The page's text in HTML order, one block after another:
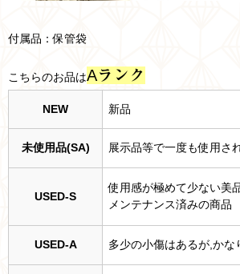
付属品：保管袋
こちらのお品はAランク
NEW 新品
未使用品(SA) 展示品等で一度も使用
USED-S
使用感が極めて少ない美
メンテナンス済みの商品
USED-A 多少の小傷はあるが,かな